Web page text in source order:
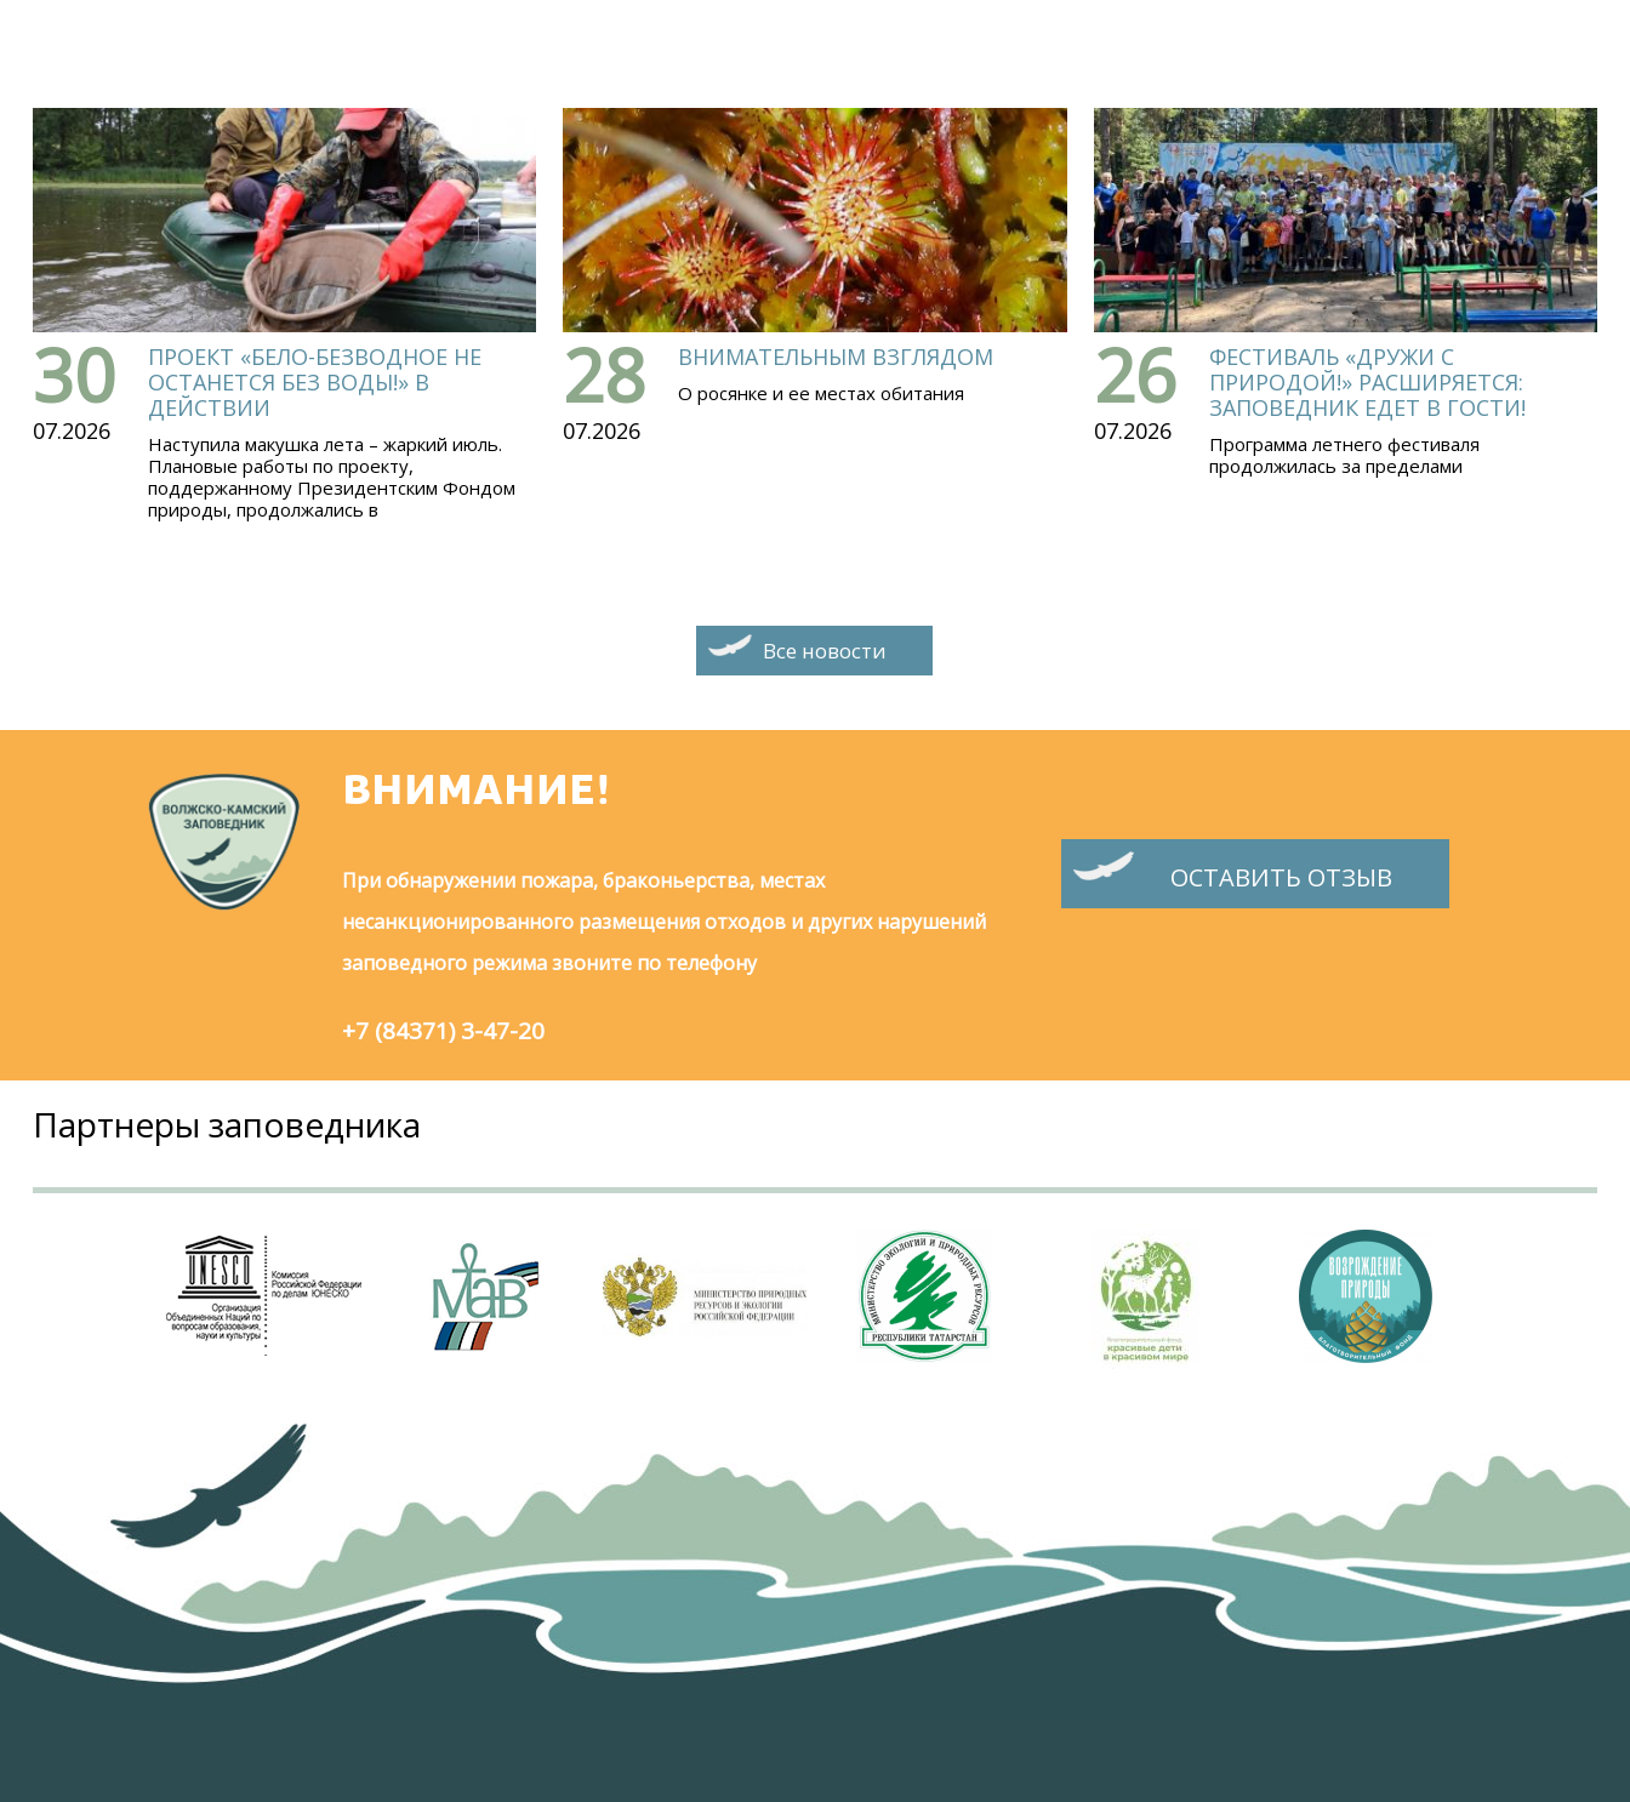
30
07.2026
ПРОЕКТ «БЕЛО-БЕЗВОДНОЕ НЕ
ОСТАНЕТСЯ БЕЗ ВОДЫ!» В
ДЕЙСТВИИ
Наступила макушка лета – жаркий июль.
Плановые работы по проекту,
поддержанному Президентским Фондом
природы, продолжались в
28
07.2026
ВНИМАТЕЛЬНЫМ ВЗГЛЯДОМ
О росянке и ее местах обитания 26
07.2026
ФЕСТИВАЛЬ «ДРУЖИ С
ПРИРОДОЙ!» РАСШИРЯЕТСЯ:
ЗАПОВЕДНИК ЕДЕТ В ГОСТИ!
Программа летнего фестиваля
продолжилась за пределами
Все новости
ВНИМАНИЕ!
При обнаружении пожара, браконьерства, местах
несанкционированного размещения отходов и других нарушений
заповедного режима звоните по телефону
+7 (84371) 3-47-20
ОСТАВИТЬ ОТЗЫВ
Партнеры заповедника